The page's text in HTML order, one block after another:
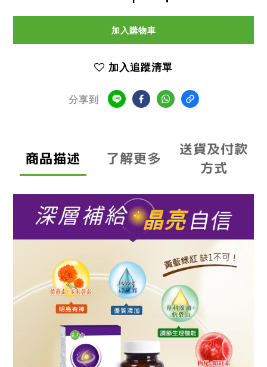
加入購物車
加入追蹤清單
分享到
商品描述 了解更多
送貨及付款
方式